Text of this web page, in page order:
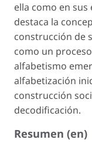
ella como en
destaca la
construcción de
como un
alfabetismo
alfabetización
construcción
decodificación.
Resumen (en)